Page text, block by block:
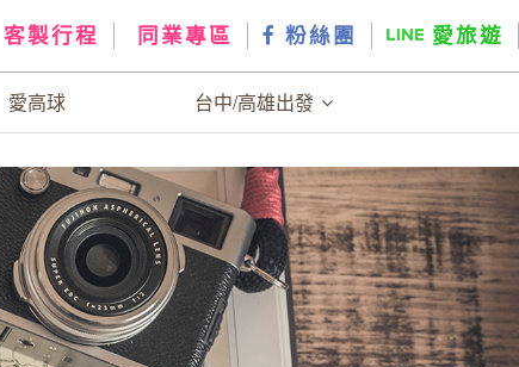
客製行程 同業專區 粉絲團 愛旅遊
愛高球 台中/高雄出發